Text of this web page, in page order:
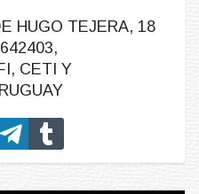
HUGO TEJERA, 18
CETI Y